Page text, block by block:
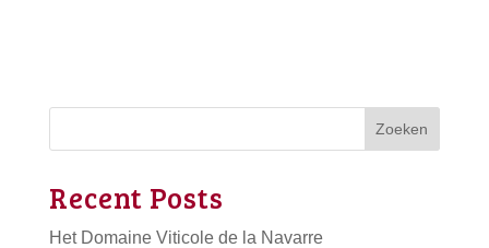
Zoeken
Recent Posts
Het Domaine Viticole de la Navarre